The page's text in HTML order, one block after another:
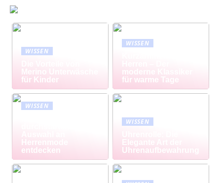
WISSEN
Merino Unterwäsche
für Kinder
WISSEN
moderne Klassiker
für warme Tage
WISSEN
Herrenmode
entdecken
WISSEN
Elegante Art der
Uhrenaufbewahrung